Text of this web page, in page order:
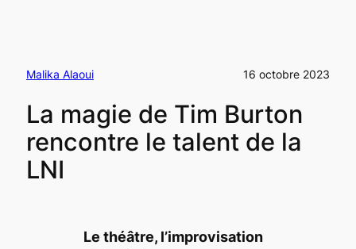
Malika Alaoui 16 octobre 2023
La magie de Tim Burton
rencontre le talent de la
LNI
Le théâtre, l’improvisation